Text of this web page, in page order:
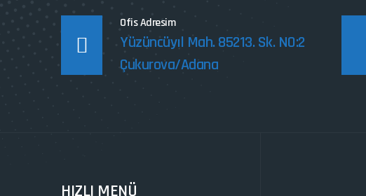
Ofis Adresim
Yüzüncüyıl Mah. 85213. Sk. NO:2
Çukurova/Adana
HIZLI MENÜ